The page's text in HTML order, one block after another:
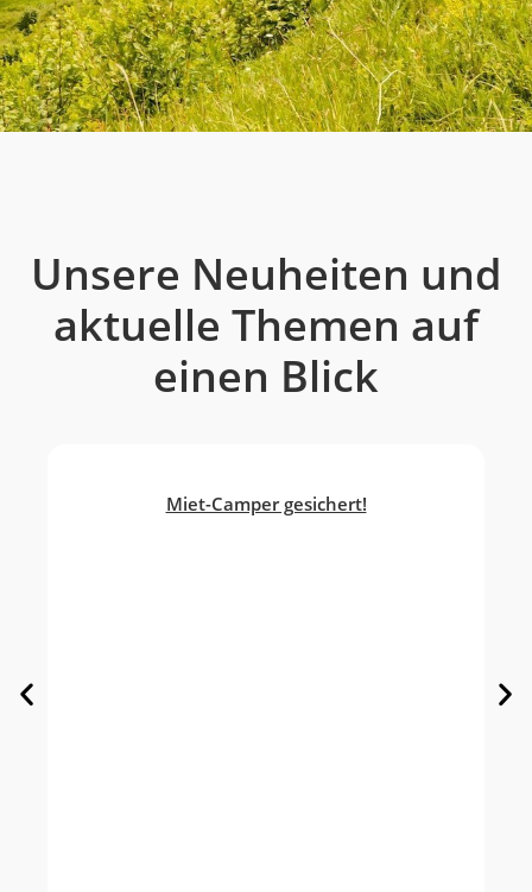
Unsere Neuheiten und
aktuelle Themen auf
einen Blick
Miet-Camper gesichert!